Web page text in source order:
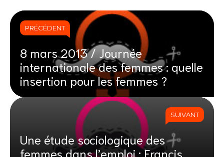
PRÉCÉDENT
8 mars 2013 / Journée
internationale des femmes : quelle
insertion pour les femmes ?
SUIVANT
Une étude sociologique des
femmes dans l’emploi : Francis